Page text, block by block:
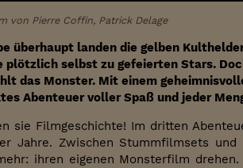
von Pierre Coffin, Patrick Delage
überhaupt landen die gelben
selbst zu gefeierten Stars.
das Monster. Mit einem
Abenteuer voller Spaß und jeder
sie Filmgeschichte! Im dritten
Jahre. Zwischen Stummfilmsets
ihren eigenen Monsterfilm